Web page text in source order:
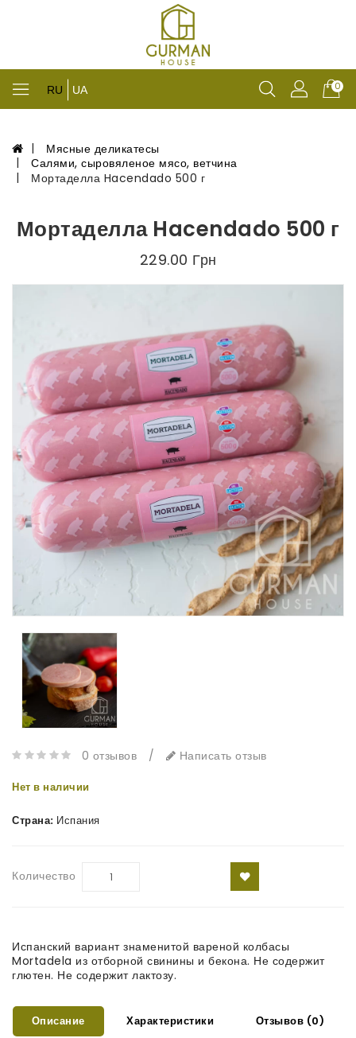
RU UA 0
Мясные деликатесы
Салями, сыровяленое мясо, ветчина
Мортаделла Hacendado 500 г
Мортаделла Hacendado 500 г
229.00 Грн
0 отзывов / Написать отзыв
Нет в наличии
Страна: Испания
Количество
Испанский вариант знаменитой вареной колбасы
Mortadela из отборной свинины и бекона. Не содержит
глютен. Не содержит лактозу.
Описание Характеристики Отзывов (0)